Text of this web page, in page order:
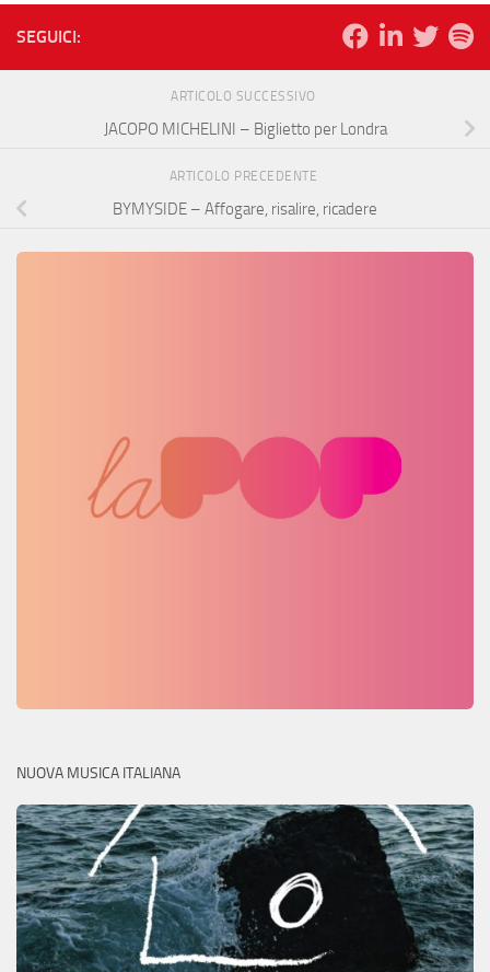
SEGUICI:
ARTICOLO SUCCESSIVO
JACOPO MICHELINI – Biglietto per Londra
ARTICOLO PRECEDENTE
BYMYSIDE – Affogare, risalire, ricadere
NUOVA MUSICA ITALIANA